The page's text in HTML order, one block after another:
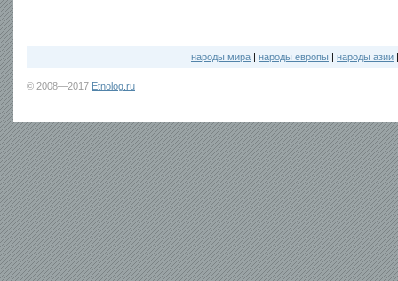
народы мира | народы европы | народы азии
© 2008—2017 Etnolog.ru